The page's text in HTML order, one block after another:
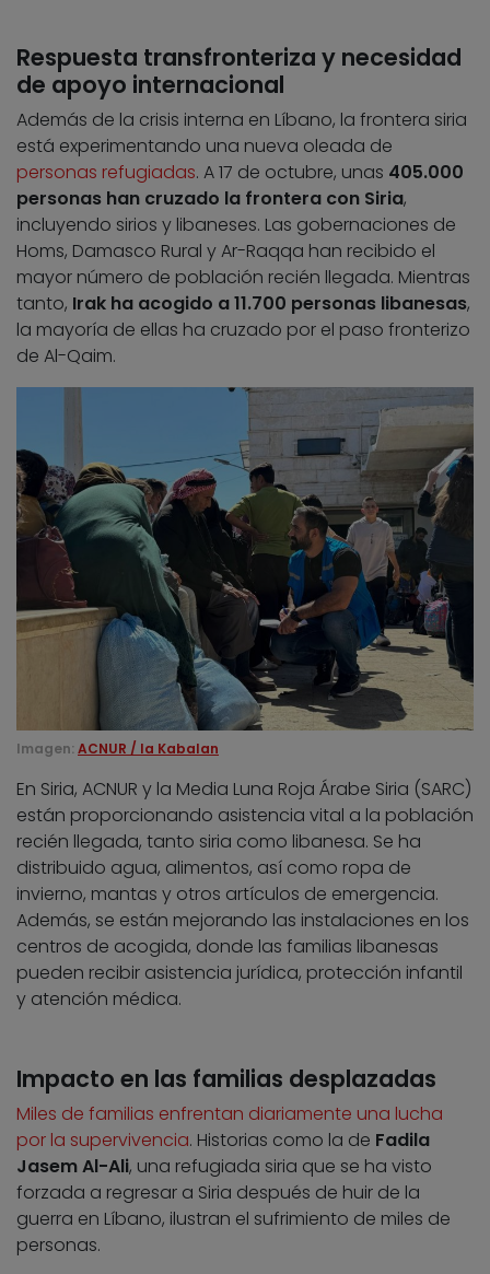
Respuesta transfronteriza y necesidad
de apoyo internacional
Además de la crisis interna en Líbano, la frontera siria
está experimentando una nueva oleada de
personas refugiadas. A 17 de octubre, unas 405.000
personas han cruzado la frontera con Siria,
incluyendo sirios y libaneses. Las gobernaciones de
Homs, Damasco Rural y Ar-Raqqa han recibido el
mayor número de población recién llegada. Mientras
tanto, Irak ha acogido a 11.700 personas libanesas,
la mayoría de ellas ha cruzado por el paso fronterizo
de Al-Qaim.
Imagen: ACNUR / la Kabalan
En Siria, ACNUR y la Media Luna Roja Árabe Siria (SARC)
están proporcionando asistencia vital a la población
recién llegada, tanto siria como libanesa. Se ha
distribuido agua, alimentos, así como ropa de
invierno, mantas y otros artículos de emergencia.
Además, se están mejorando las instalaciones en los
centros de acogida, donde las familias libanesas
pueden recibir asistencia jurídica, protección infantil
y atención médica.
Impacto en las familias desplazadas
Miles de familias enfrentan diariamente una lucha
por la supervivencia. Historias como la de Fadila
Jasem Al-Ali, una refugiada siria que se ha visto
forzada a regresar a Siria después de huir de la
guerra en Líbano, ilustran el sufrimiento de miles de
personas.